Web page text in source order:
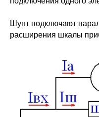
Шунт подключают
расширения шкалы